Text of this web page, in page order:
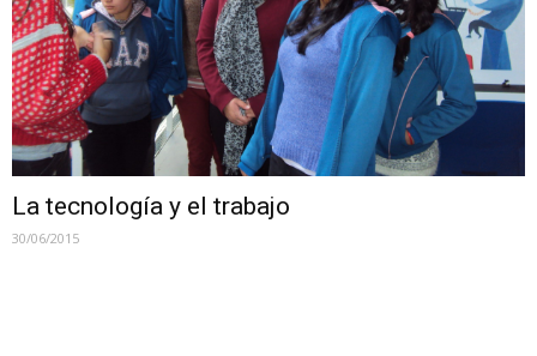
La tecnología y el trabajo
30/06/2015